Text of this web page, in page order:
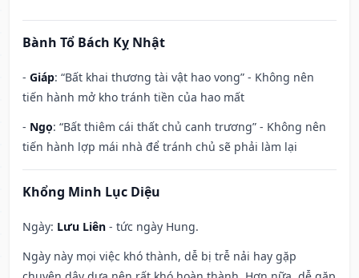
Bành Tổ Bách Kỵ Nhật
- Giáp: “Bất khai thương tài vật hao vong” - Không nên
tiến hành mở kho tránh tiền của hao mất
- Ngọ: “Bất thiêm cái thất chủ canh trương” - Không nên
tiến hành lợp mái nhà để tránh chủ sẽ phải làm lại
Khổng Minh Lục Diệu
Ngày: Lưu Liên - tức ngày Hung.
Ngày này mọi việc khó thành, dễ bị trễ nải hay gặp